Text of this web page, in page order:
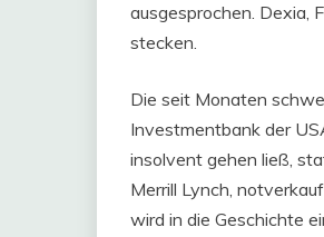
ausgesprochen. Dexia,
stecken.
Die seit Monaten
Investmentbank der
insolvent gehen ließ,
Merrill Lynch,
wird in die Geschichte